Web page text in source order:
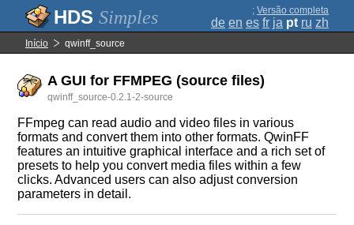
Simples ; Versão completa
de en es fr ja pt ru zh
Início qwinff_source
A GUI for FFMPEG (source files)
qwinff_source-0.2.1-2-source
FFmpeg can read audio and video files in various
formats and convert them into other formats. QwinFF
features an intuitive graphical interface and a rich set of
presets to help you convert media files within a few
clicks. Advanced users can also adjust conversion
parameters in detail.